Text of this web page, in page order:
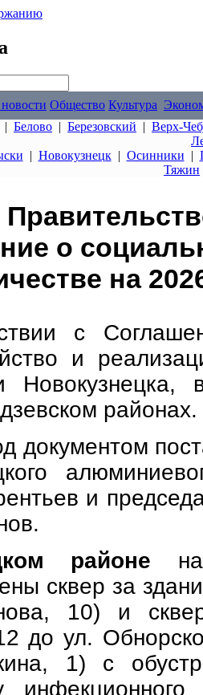
Общество Культура
| Белово | Березовский | Верх-
| Новокузнецк| Осинники |
Тяжин
о
на
с
и
районах.
документом
и
районе на
сквер за
10) и
до ул.
1) с